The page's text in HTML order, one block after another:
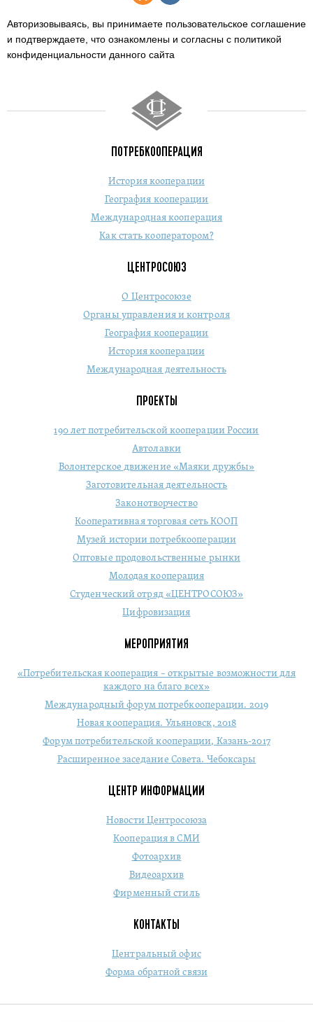
Авторизовываясь, вы принимаете пользовательское соглашение
и подтверждаете, что ознакомлены и согласны с политикой
конфиденциальности данного сайта
ПОТРЕБКООПЕРАЦИЯ
История кооперации
География кооперации
Международная кооперация
Как стать кооператором?
ЦЕНТРОСОЮЗ
О Центросоюзе
Органы управления и контроля
География кооперации
История кооперации
Международная деятельность
ПРОЕКТЫ
190 лет потребительской кооперации России
Автолавки
Волонтерское движение «Маяки дружбы»
Заготовительная деятельность
Законотворчество
Кооперативная торговая сеть КООП
Музей истории потребкооперации
Оптовые продовольственные рынки
Молодая кооперация
Студенческий отряд «ЦЕНТРОСОЮЗ»
Цифровизация
МЕРОПРИЯТИЯ
«Потребительская кооперация – открытые возможности для
каждого на благо всех»
Международный форум потребкооперации. 2019
Новая кооперация. Ульяновск, 2018
Форум потребительской кооперации, Казань-2017
Расширенное заседание Совета. Чебоксары
ЦЕНТР ИНФОРМАЦИИ
Новости Центросоюза
Кооперация в СМИ
Фотоархив
Видеоархив
Фирменный стиль
КОНТАКТЫ
Центральный офис
Форма обратной связи